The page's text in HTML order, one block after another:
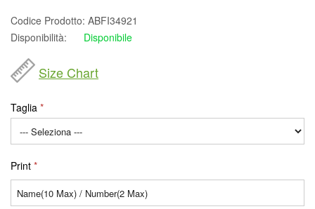
Codice Prodotto: ABFI34921
Disponibilità:
Disponibile
Size Chart
Taglia
Print